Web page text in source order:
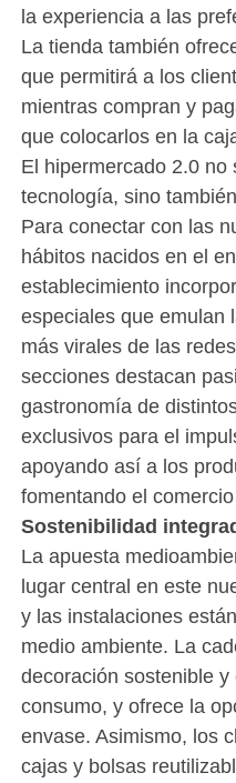
la experiencia a las
La tienda también
que permitirá a los
mientras compran y
que colocarlos en la
El hipermercado 2.0
tecnología, sino
Para conectar con las
hábitos nacidos en el
establecimiento
especiales que emulan
más virales de las
secciones destacan
gastronomía de
exclusivos para el
apoyando así a los
fomentando el
Sostenibilidad
La apuesta
lugar central en este
y las instalaciones
medio ambiente. La
decoración sostenible
consumo, y ofrece la
envase. Asimismo, los
cajas y bolsas